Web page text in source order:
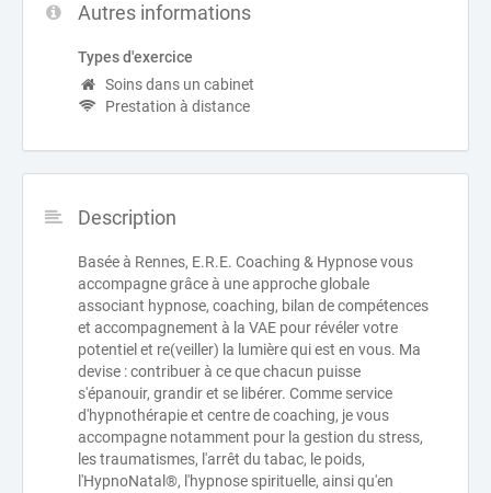
Autres informations
Types d'exercice
Soins dans un cabinet
Prestation à distance
Description
Basée à Rennes, E.R.E. Coaching & Hypnose vous
accompagne grâce à une approche globale
associant hypnose, coaching, bilan de compétences
et accompagnement à la VAE pour révéler votre
potentiel et re(veiller) la lumière qui est en vous. Ma
devise : contribuer à ce que chacun puisse
s'épanouir, grandir et se libérer. Comme service
d'hypnothérapie et centre de coaching, je vous
accompagne notamment pour la gestion du stress,
les traumatismes, l'arrêt du tabac, le poids,
l'HypnoNatal®, l'hypnose spirituelle, ainsi qu'en